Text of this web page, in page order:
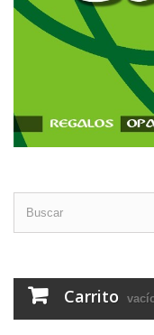
Carrito